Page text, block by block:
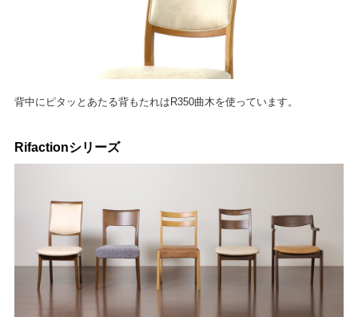
背中にピタッとあたる背もたれはR350曲木を使っています。
Rifactionシリーズ